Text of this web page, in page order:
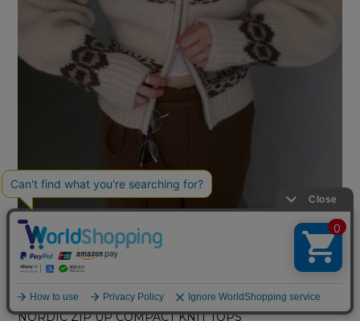
NORDIC ZIP UP COMPACT KNIT TOPS